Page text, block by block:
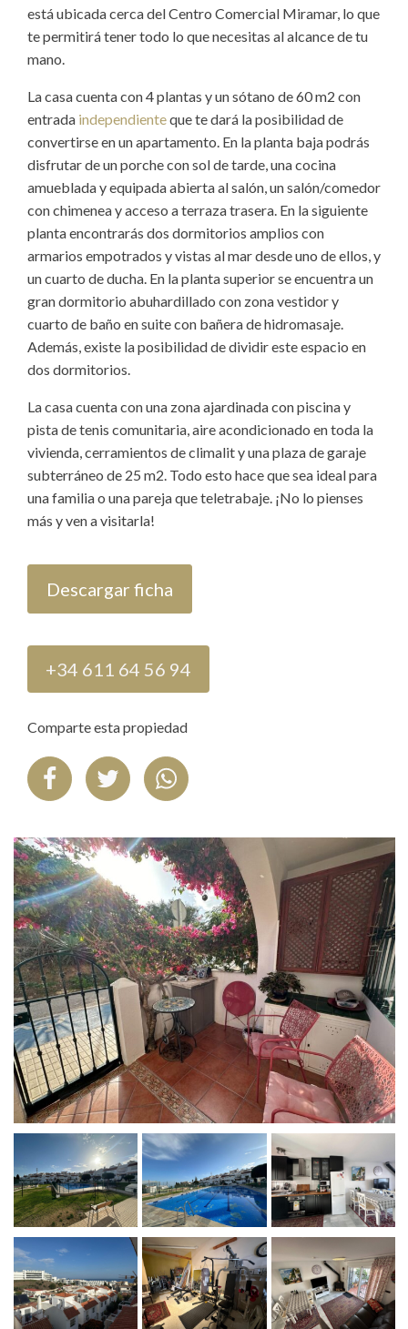
está ubicada cerca del Centro Comercial Miramar, lo que
te permitirá tener todo lo que necesitas al alcance de tu
mano.
La casa cuenta con 4 plantas y un sótano de 60 m2 con
entrada independienteque te dará la posibilidad de
convertirse en un apartamento. En la planta baja podrás
disfrutar de un porche con sol de tarde, una cocina
amueblada y equipada abierta al salón, un salón/comedor
con chimenea y acceso a terraza trasera. En la siguiente
planta encontrarás dos dormitorios amplios con
armarios empotrados y vistas al mar desde uno de ellos, y
un cuarto de ducha. En la planta superior se encuentra un
gran dormitorio abuhardillado con zona vestidor y
cuarto de baño en suite con bañera de hidromasaje.
Además, existe la posibilidad de dividir este espacio en
dos dormitorios.
La casa cuenta con una zona ajardinada con piscina y
pista de tenis comunitaria, aire acondicionado en toda la
vivienda, cerramientos de climalit y una plaza de garaje
subterráneo de 25 m2. Todo esto hace que sea ideal para
una familia o una pareja que teletrabaje. ¡No lo pienses
más y ven a visitarla!
Descargar ficha
+34 611 64 56 94
Comparte esta propiedad